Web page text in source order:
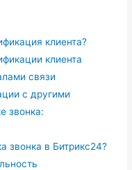
клиента?
клиента
связи
с другими
звонка:
звонка в Битрикс24?